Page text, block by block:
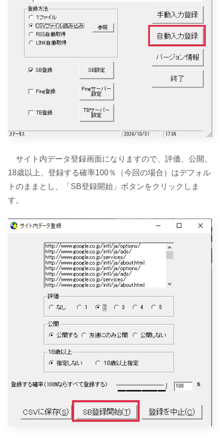
サイト内データ登録画面になりますので、評価、公開、
18歳以上、登録する確率100％（今回の場合）はデフォル
トのままとし、「SB登録開始」ボタンをクリックしま
す。